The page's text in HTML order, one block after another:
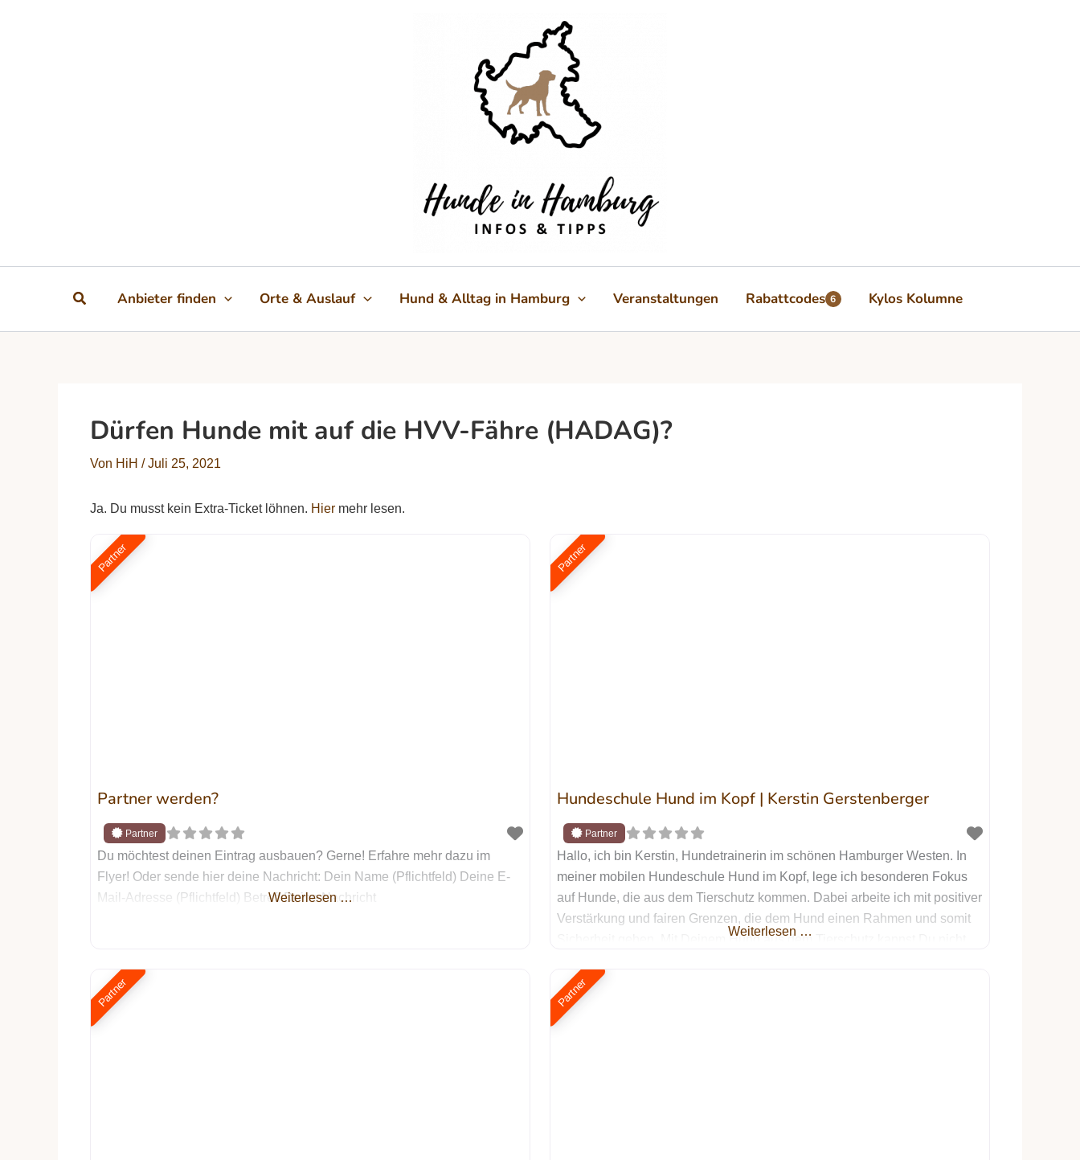
SuchenAnbieter finden Orte & Auslauf Hund & Alltag in Hamburg Veranstaltungen Rabattcodes 6 Kylos Kolumne
Dürfen Hunde mit auf die HVV-Fähre (HADAG)?
Von HiH /Juli 25, 2021
Ja. Du musst kein Extra-Ticket löhnen. Hier mehr lesen.
Partner
Partner werden?
Du möchtest deinen Eintrag ausbauen? Gerne! Erfahre mehr dazu im
Flyer! Oder sende hier deine Nachricht: Dein Name (Pflichtfeld) Deine E-
Mail-Adresse (Pflichtfeld) Betreff Deine Nachricht
Weiterlesen …
Partner
Hundeschule Hund im Kopf | Kerstin Gerstenberger
Hallo, ich bin Kerstin, Hundetrainerin im schönen Hamburger Westen. In
meiner mobilen Hundeschule Hund im Kopf, lege ich besonderen Fokus
auf Hunde, die aus dem Tierschutz kommen. Dabei arbeite ich mit positiver
Verstärkung und fairen Grenzen, die dem Hund einen Rahmen und somit
Sicherheit geben. Mit Deinem Hund aus dem Tierschutz kannst Du nicht
Weiterlesen …
Partner Partner